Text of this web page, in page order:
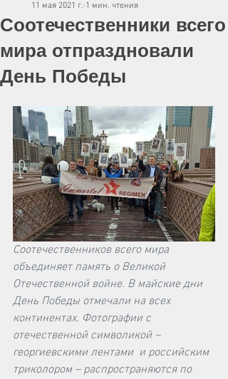
Соотечественники всего
мира отпраздновали
День Победы
11 мая 2021 г. 1 мин. чтения
Соотечественников всего мира
объединяет память о Великой
Отечественной войне. В майские дни
День Победы отмечали на всех
континентах. Фотографии с
отечественной символикой –
георгиевскими лентами  и российским
триколором – распространяются по